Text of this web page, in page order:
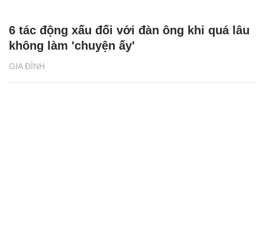
GIA ĐÌNH
6 tác động xấu đối với đàn ông khi quá lâu
không làm 'chuyện ấy'